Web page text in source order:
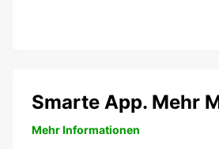
Smarte App. Mehr
Mehr Informationen